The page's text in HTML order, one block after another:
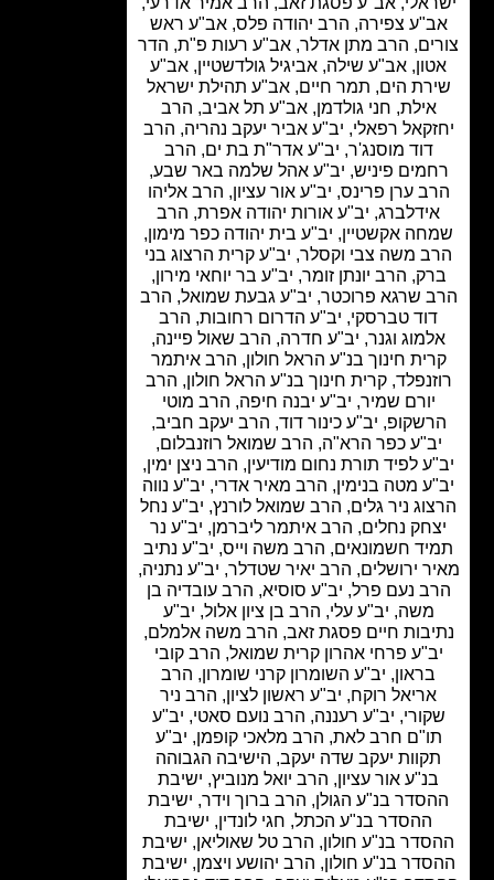
צפירה, הרב יהודה פלס, אב"ע ראש
הרב מתן אדלר, אב"ע רעות פ"ת, הדר
אב"ע שילה, אביגיל גולדשטיין, אב"ע
הים, תמר חיים, אב"ע תהילת ישראל
אילת, חני גולדמן, אב"ע תל אביב, הרב
רפאלי, יב"ע אביר יעקב נהריה, הרב
דוד מוסנג'ר, יב"ע אדר"ת בת ים, הרב
פיניש, יב"ע אהל שלמה באר שבע,
ערן פרינס, יב"ע אור עציון, הרב אליהו
יב"ע אורות יהודה אפרת, הרב
אקשטיין, יב"ע בית יהודה כפר מימון,
משה צבי וקסלר, יב"ע קרית הרצוג בני
הרב יונתן זומר, יב"ע בר יוחאי מירון,
שרגא פרוכטר, יב"ע גבעת שמואל, הרב
טברסקי, יב"ע הדרום רחובות, הרב
וגנר, יב"ע חדרה, הרב שאול פיינה,
חינוך בנ"ע הראל חולון, הרב איתמר
קרית חינוך בנ"ע הראל חולון, הרב
יורם שמיר, יב"ע יבנה חיפה, הרב מוטי
יב"ע כינור דוד, הרב יעקב חביב,
כפר הרא"ה, הרב שמואל רוזנבלום,
לפיד תורת נחום מודיעין, הרב ניצן ימין,
מטה בנימין, הרב מאיר אדרי, יב"ע נווה
ניר גלים, הרב שמואל לורנץ, יב"ע נחל
נחלים, הרב איתמר ליברמן, יב"ע נר
חשמונאים, הרב משה וייס, יב"ע נתיב
ירושלים, הרב יאיר שטדלר, יב"ע נתניה,
נעם פרל, יב"ע סוסיא, הרב עובדיה בן
משה, יב"ע עלי, הרב בן ציון אלול, יב"ע
חיים פסגת זאב, הרב משה אלמלם,
פרחי אהרון קרית שמואל, הרב קובי
בראון, יב"ע השומרון קרני שומרון, הרב
אריאל רוקח, יב"ע ראשון לציון, הרב ניר
יב"ע רעננה, הרב נועם סאטי, יב"ע
חרב לאת, הרב מלאכי קופמן, יב"ע
יעקב שדה יעקב, הישיבה הגבוהה
אור עציון, הרב יואל מנוביץ, ישיבת
בנ"ע הגולן, הרב ברוך וידר, ישיבת
ההסדר בנ"ע הכתל, חגי לונדין, ישיבת
בנ"ע חולון, הרב טל שאוליאן, ישיבת
בנ"ע חולון, הרב יהושע ויצמן, ישיבת